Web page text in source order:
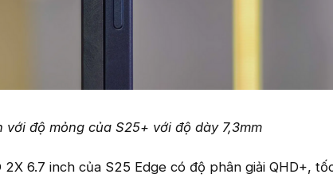
với độ mỏng của S25+ với độ dày 7,3mm
2X 6.7 inch của S25 Edge có độ phân giải QHD+,